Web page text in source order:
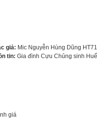
giả: Mic Nguyễn Hùng Dũng HT71
tin: Gia đình Cựu Chủng sinh Huế
giá